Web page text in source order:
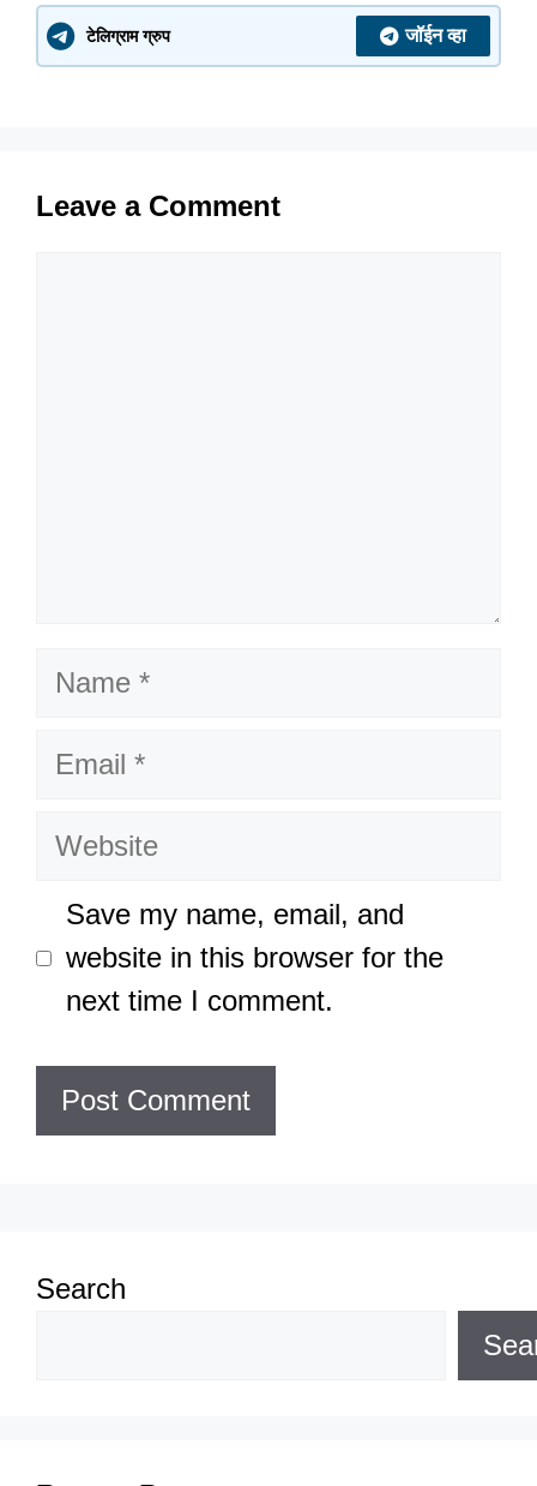
टेलिग्राम ग्रुप जॉईन व्हा
Leave a Comment
Name
Email
Website
Save my name, email, and
website in this browser for the
next time I comment.
Search